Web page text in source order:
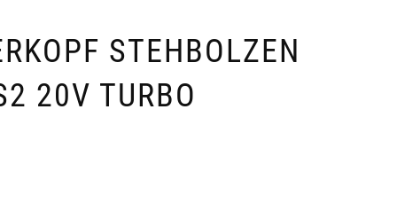
STEHBOLZEN
20V TURBO